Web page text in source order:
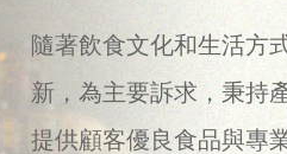
隨著飲食文化和生活方
新，為主要訴求，秉持
提供顧客優良食品與專